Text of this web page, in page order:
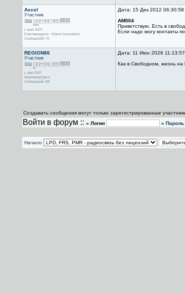
Axcel
Участник
с мая 2007
Благовещенск - Южно-Сахалинск
Сообщений: 76
Дата: 15 Дек 2012 06:30:58
АМ004
Приветствую. Есть в
Если надо могу контакты
REGION86
Участник
с апр 2007
Нижневартовск
Сообщений: 88
Дата: 11 Июн 2026 11:13:57
Как в Свободном, жизнь
Создавать сообщения могут только зарегистрированные
Войти в форум :: » Логин » Пароль
Начало